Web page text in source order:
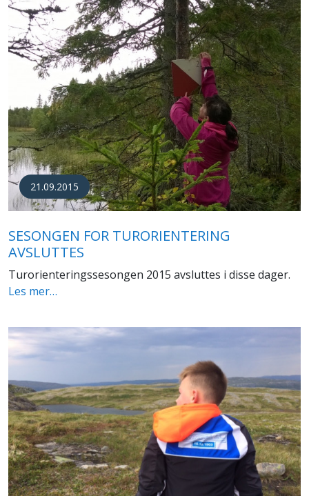
21.09.2015
SESONGEN FOR TURORIENTERING
AVSLUTTES
Turorienteringssesongen 2015 avsluttes i disse dager.
Les mer…